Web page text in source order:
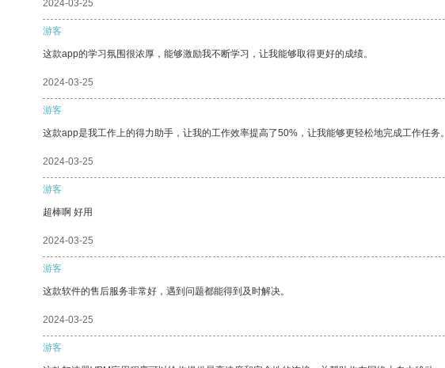
2024-03-25
游客
这款app的学习氛围很浓厚，能够激励我不断学习，让我能够取得更好的成绩。
2024-03-25
游客
这款app是我工作上的得力助手，让我的工作效率提高了50%，让我能够更轻松地完成工作任务。
2024-03-25
游客
超棒啊 好用
2024-03-25
游客
这款软件的售后服务非常好，遇到问题都能得到及时解决。
2024-03-25
游客